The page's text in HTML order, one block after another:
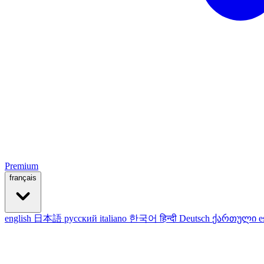
Premium
français
english 日本語 русский italiano 한국어हिन्दी Deutsch ქართული